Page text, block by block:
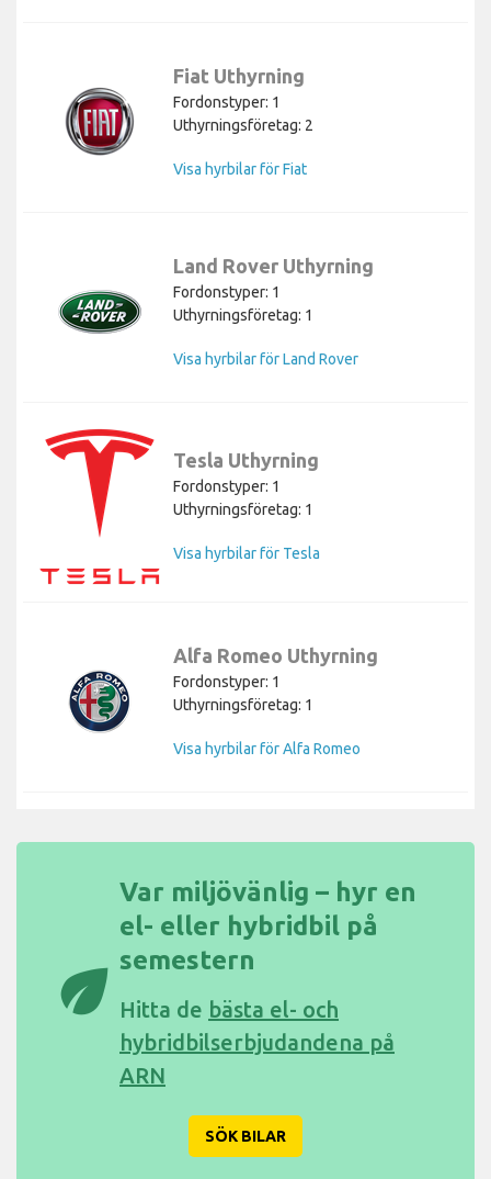
Fiat Uthyrning
Fordonstyper: 1
Uthyrningsföretag: 2
Visa hyrbilar för Fiat
Land Rover Uthyrning
Fordonstyper: 1
Uthyrningsföretag: 1
Visa hyrbilar för Land Rover
Tesla Uthyrning
Fordonstyper: 1
Uthyrningsföretag: 1
Visa hyrbilar för Tesla
Alfa Romeo Uthyrning
Fordonstyper: 1
Uthyrningsföretag: 1
Visa hyrbilar för Alfa Romeo
eco
Var miljövänlig – hyr en
el- eller hybridbil på
semestern
Hitta de bästa el- och
hybridbilserbjudandena på
ARN
SÖK BILAR